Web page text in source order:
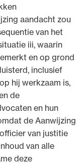
aandacht zou
van het
iii, waarin
en op grond
inclusief
hij werkzaam is,
de
en hun
de Aanwijzing
van justitie
van alle
deze